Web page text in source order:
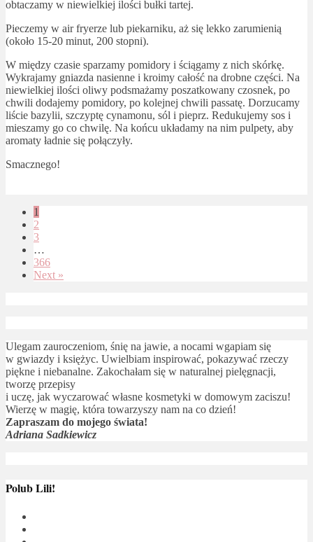
obtaczamy w niewielkiej ilości bułki tartej.
Pieczemy w air fryerze lub piekarniku, aż się lekko zarumienią
(około 15-20 minut, 200 stopni).
W między czasie sparzamy pomidory i ściągamy z nich skórkę.
Wykrajamy gniazda nasienne i kroimy całość na drobne części. Na
niewielkiej ilości oliwy podsmażamy poszatkowany czosnek, po
chwili dodajemy pomidory, po kolejnej chwili passatę. Dorzucamy
liście bazylii, szczyptę cynamonu, sól i pieprz. Redukujemy sos i
mieszamy go co chwilę. Na końcu układamy na nim pulpety, aby
aromaty ładnie się połączyły.
Smacznego!
1
2
3
…
366
Next »
Ulegam zauroczeniom, śnię na jawie, a nocami wgapiam się
w gwiazdy i księżyc. Uwielbiam inspirować, pokazywać rzeczy
piękne i niebanalne. Zakochałam się w naturalnej pielęgnacji,
tworzę przepisy
i uczę, jak wyczarować własne kosmetyki w domowym zaciszu!
Wierzę w magię, która towarzyszy nam na co dzień!
Zapraszam do mojego świata!
Adriana Sadkiewicz
Polub Lili!